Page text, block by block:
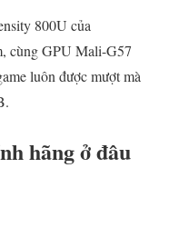
800U của
cùng GPU Mali-G57
luôn được mượt mà
hãng ở đâu